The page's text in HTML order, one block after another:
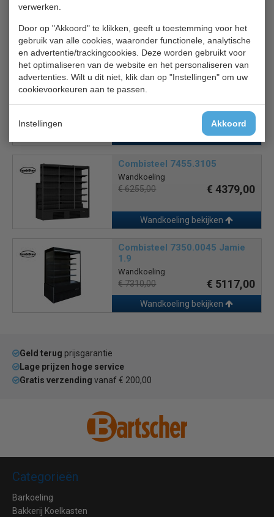
verwerken.
Door op "Akkoord" te klikken, geeft u toestemming voor het
gebruik van alle cookies, waaronder functionele, analytische
en advertentie/trackingcookies. Deze worden gebruikt voor
het optimaliseren van de website en het personaliseren van
advertenties. Wilt u dit niet, klik dan op "Instellingen" om uw
cookievoorkeuren aan te passen.
Instellingen Akkoord
€ 3249,00
Wandkoeling bekijken
Tefcold MCB130S Low LED
Wandkoeling
€ 5695,00 € 4195,00
Wandkoeling bekijken
Combisteel 7455.3105
Wandkoeling
€ 6255,00 € 4379,00
Wandkoeling bekijken
Combisteel 7350.0045 Jamie
1.9
Wandkoeling
€ 7310,00 € 5117,00
Wandkoeling bekijken
Geld terug prijsgarantie
Lage prijzen hoge service
Gratis verzending vanaf € 200,00
Categorieën
Barkoeling
Bakkerij Koelkasten